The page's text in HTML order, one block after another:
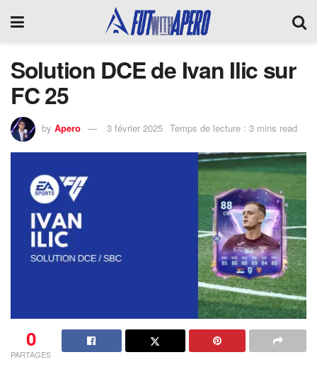
Solution DCE de Ivan Ilic sur
FC 25
by Apero 3 février 2025 Temps de lecture : 3 mins read
0
PARTAGES